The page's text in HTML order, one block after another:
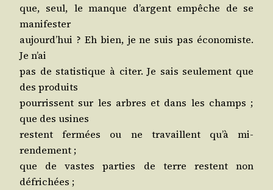
que, seul, le manque d’argent empêche de se
manifester
aujourd’­hui ? Eh bien, je ne suis pas éco­no­miste.
Je n’ai
pas de sta­tis­tique à citer. Je sais seule­ment que
des produits
pour­rissent sur les arbres et dans les champs ;
que des usines
res­tent fer­mées ou ne tra­vaillent qu’à mi-
rendement ;
que de vastes par­ties de terre res­tent non
défrichées ;